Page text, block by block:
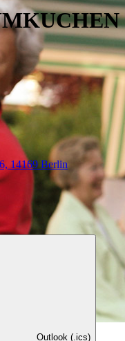
14169 Berlin
Outlook (.ics)